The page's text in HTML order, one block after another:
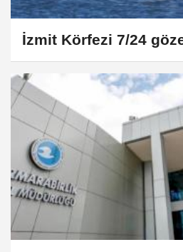
İzmit Körfezi 7/24